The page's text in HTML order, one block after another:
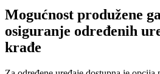
Mogućnost produžene
osiguranje određenih
krađe